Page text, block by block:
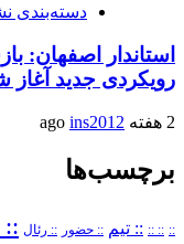
دسته‌بندی
استاندار اصفهان:
رویکردی جدید
2 هفته ago ins2012
برچسب‌ها
::
:: :: :: تیم :: حضور :: رئال ::